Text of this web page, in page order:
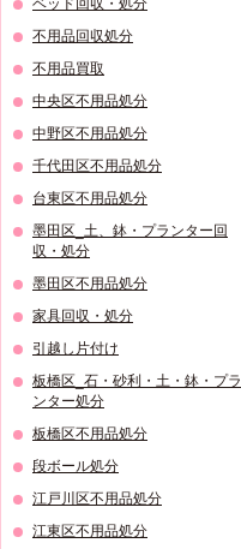
ベッド回収・処分
不用品回収処分
不用品買取
中央区不用品処分
中野区不用品処分
千代田区不用品処分
台東区不用品処分
墨田区_土、鉢・プランター回
収・処分
墨田区不用品処分
家具回収・処分
引越し片付け
板橋区_石・砂利・土・鉢・プラ
ンター処分
板橋区不用品処分
段ボール処分
江戸川区不用品処分
江東区不用品処分